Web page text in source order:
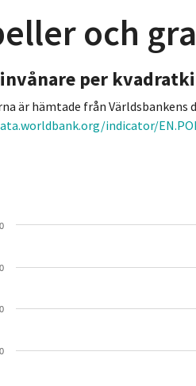
och
per
är hämtade från Världsbankens
indicator/